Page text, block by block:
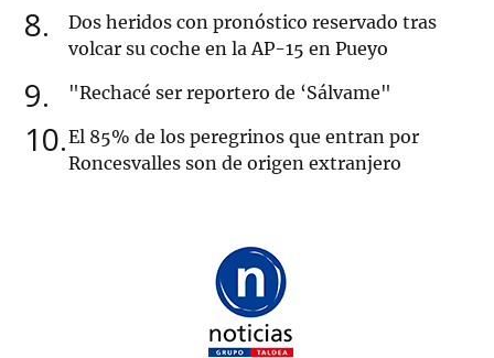
8
Dos heridos con pronóstico reservado tras
volcar su coche en la AP-15 en Pueyo
9 "Rechacé ser reportero de ‘Sálvame"
10 El 85% de los peregrinos que entran por
Roncesvalles son de origen extranjero